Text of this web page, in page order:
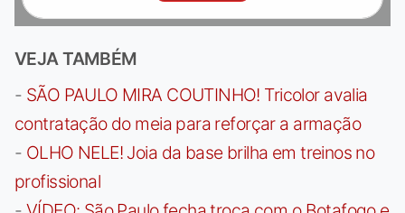
VEJA TAMBÉM
- SÃO PAULO MIRA COUTINHO! Tricolor avalia
contratação do meia para reforçar a armação
- OLHO NELE! Joia da base brilha em treinos no
profissional